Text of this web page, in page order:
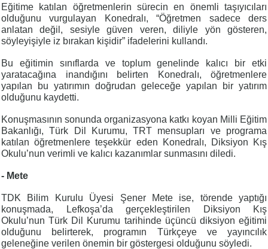
Eğitime katılan öğretmenlerin sürecin en önemli taşıyıcıları
olduğunu vurgulayan Konedralı, “Öğretmen sadece ders
anlatan değil, sesiyle güven veren, diliyle yön gösteren,
söyleyişiyle iz bırakan kişidir” ifadelerini kullandı.
Bu eğitimin sınıflarda ve toplum genelinde kalıcı bir etki
yaratacağına inandığını belirten Konedralı, öğretmenlere
yapılan bu yatırımın doğrudan geleceğe yapılan bir yatırım
olduğunu kaydetti.
Konuşmasının sonunda organizasyona katkı koyan Milli Eğitim
Bakanlığı, Türk Dil Kurumu, TRT mensupları ve programa
katılan öğretmenlere teşekkür eden Konedralı, Diksiyon Kış
Okulu’nun verimli ve kalıcı kazanımlar sunmasını diledi.
- Mete
TDK Bilim Kurulu Üyesi Şener Mete ise, törende yaptığı
konuşmada, Lefkoşa’da gerçekleştirilen Diksiyon Kış
Okulu’nun Türk Dil Kurumu tarihinde üçüncü diksiyon eğitimi
olduğunu belirterek, programın Türkçeye ve yayıncılık
geleneğine verilen önemin bir göstergesi olduğunu söyledi.